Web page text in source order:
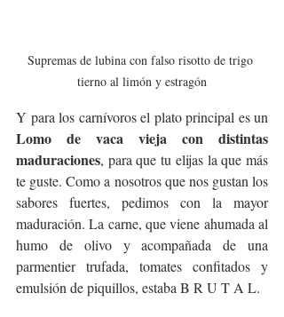
Supremas de lubina con falso risotto de trigo
tierno al limón y estragón
Lomo de vaca vieja con distintas
maduraciones, para que tu elijas la que más
te guste. Como a nosotros que nos gustan los
sabores fuertes, pedimos con la mayor
maduración. La carne, que viene ahumada al
humo de olivo y acompañada de una
parmentier trufada, tomates confitados y
emulsión de piquillos, estaba B R U T A L.